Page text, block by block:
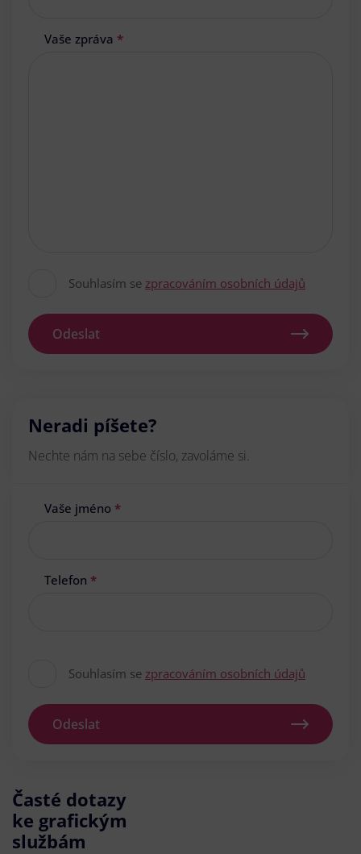
Vaše zpráva *
Souhlasím se zpracováním osobních údajů
Odeslat
Neradi píšete?
Nechte nám na sebe číslo, zavoláme si.
Vaše jméno *
Telefon *
Souhlasím se zpracováním osobních údajů
Odeslat
Časté dotazy
ke grafickým
službám